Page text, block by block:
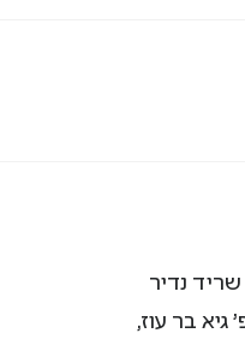
נדיר
בר עוז,